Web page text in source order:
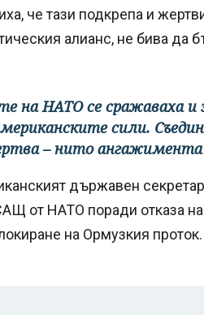
че тази подкрепа и
алианс, не бива да
на НАТО се сражаваха
сили.
– нито
държавен
от НАТО поради отказа
на Ормузкия проток.